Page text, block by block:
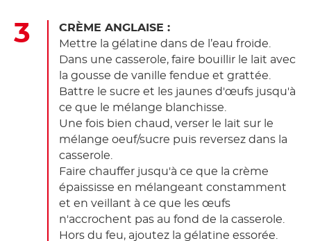
CRÈME ANGLAISE :
Mettre la gélatine dans de l’eau froide.
Dans une casserole, faire bouillir le lait avec
la gousse de vanille fendue et grattée.
Battre le sucre et les jaunes d'œufs jusqu'à
ce que le mélange blanchisse.
Une fois bien chaud, verser le lait sur le
mélange oeuf/sucre puis reversez dans la
casserole.
Faire chauffer jusqu'à ce que la crème
épaississe en mélangeant constamment
et en veillant à ce que les œufs
n'accrochent pas au fond de la casserole.
Hors du feu, ajoutez la gélatine essorée.